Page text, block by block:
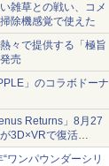
雑草との戦い、コメ
除機感覚で使えた
々で提供する「極旨
売
」のコラボドーナ
Returns」8月27
3D×VRで復活
になるセールが実施
ワンパウンダーシリ